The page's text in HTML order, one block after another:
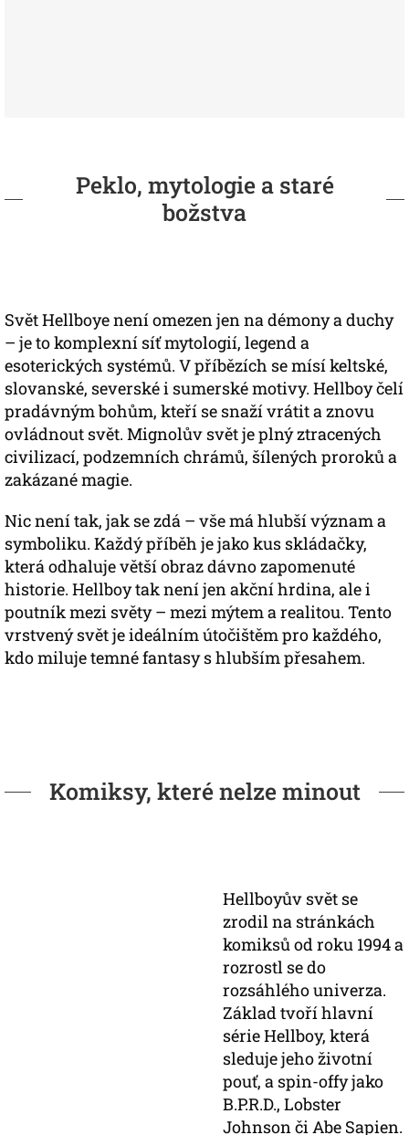
Peklo, mytologie a staré
božstva
Svět Hellboye není omezen jen na démony a duchy
– je to komplexní síť mytologií, legend a
esoterických systémů. V příbězích se mísí keltské,
slovanské, severské i sumerské motivy. Hellboy čelí
pradávným bohům, kteří se snaží vrátit a znovu
ovládnout svět. Mignolův svět je plný ztracených
civilizací, podzemních chrámů, šílených proroků a
zakázané magie.
Nic není tak, jak se zdá – vše má hlubší význam a
symboliku. Každý příběh je jako kus skládačky,
která odhaluje větší obraz dávno zapomenuté
historie. Hellboy tak není jen akční hrdina, ale i
poutník mezi světy – mezi mýtem a realitou. Tento
vrstvený svět je ideálním útočištěm pro každého,
kdo miluje temné fantasy s hlubším přesahem.
Komiksy, které nelze minout
Hellboyův svět se
zrodil na stránkách
komiksů od roku 1994 a
rozrostl se do
rozsáhlého univerza.
Základ tvoří hlavní
série Hellboy, která
sleduje jeho životní
pouť, a spin-offy jako
B.P.R.D., Lobster
Johnson či Abe Sapien.